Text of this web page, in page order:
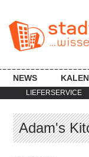
LIEFERSERVICE
NEWS
Adam's